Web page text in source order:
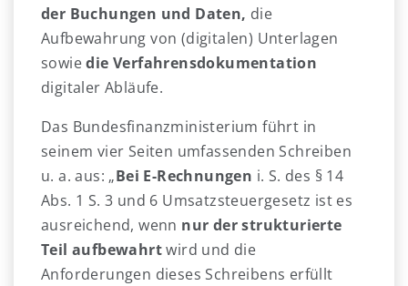
der Buchungen und Daten, die
Aufbewahrung von (digitalen) Unterlagen
sowiedie Verfahrensdokumentation
digitaler Abläufe.
Das Bundesfinanzministerium führt in
seinem vier Seiten umfassenden Schreiben
u. a. aus: „Bei E-Rechnungen i. S. des § 14
Abs. 1 S. 3 und 6 Umsatzsteuergesetz ist es
ausreichend, wenn nur der strukturierte
Teil aufbewahrtwird und die
Anforderungen dieses Schreibens erfüllt